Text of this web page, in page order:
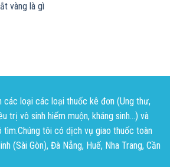
vàng là gì
các loại các loại thuốc kê đơn (Ung thư,
trị vô sinh hiếm muộn, kháng sinh...) và
tôi có dịch vụ giao thuốc toàn
(Sài Gòn), Đà Nẵng, Huế, Nha Trang, Cần